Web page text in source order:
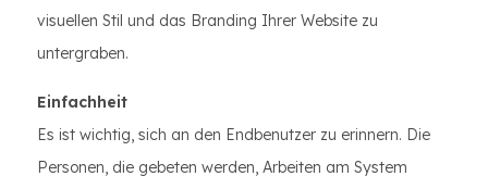
visuellen Stil und das Branding Ihrer Website zu
untergraben.
Einfachheit
Es ist wichtig, sich an den Endbenutzer zu erinnern. Die
Personen, die gebeten werden, Arbeiten am System